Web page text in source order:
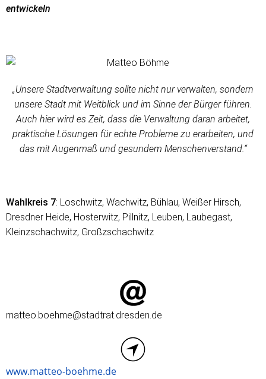
entwickeln
„Unsere Stadtverwaltung sollte nicht nur verwalten, sondern
unsere Stadt mit Weitblick und im Sinne der Bürger führen.
Auch hier wird es Zeit, dass die Verwaltung daran arbeitet,
praktische Lösungen für echte Probleme zu erarbeiten, und
das mit Augenmaß und gesundem Menschenverstand.“
Wahlkreis 7: Loschwitz, Wachwitz, Bühlau, Weißer Hirsch,
Dresdner Heide, Hosterwitz, Pillnitz, Leuben, Laubegast,
Kleinzschachwitz, Großzschachwitz
matteo.boehme@stadtrat.dresden.de
www.matteo-boehme.de